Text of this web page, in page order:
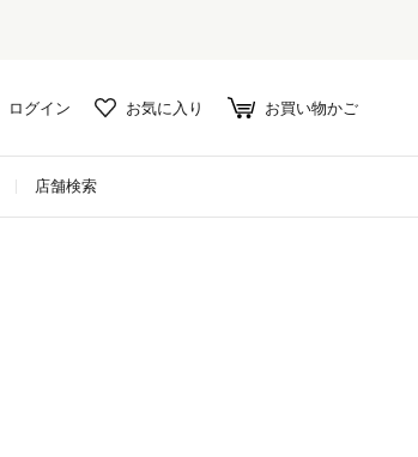
ログイン お気に入り お買い物かご
店舗検索